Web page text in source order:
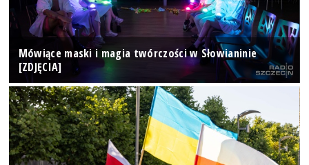
Mówiące maski i magia twórczości w Słowianinie
[ZDJĘCIA]